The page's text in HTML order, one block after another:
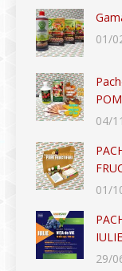
01/
04/
01/
IULIE
29/